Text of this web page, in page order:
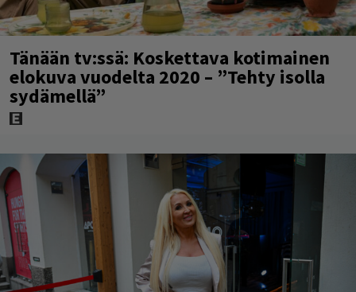
Tänään tv:ssä: Koskettava kotimainen
elokuva vuodelta 2020 – ”Tehty isolla
sydämellä”